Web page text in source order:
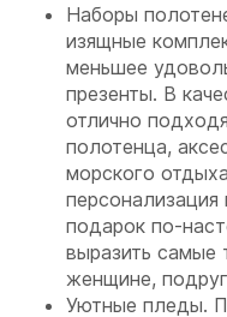
Наборы
изящные
меньшее
презенты. В
отлично
полотенца,
морского
персонализация
подарок по-
выразить самые
женщине,
Уютные пледы.